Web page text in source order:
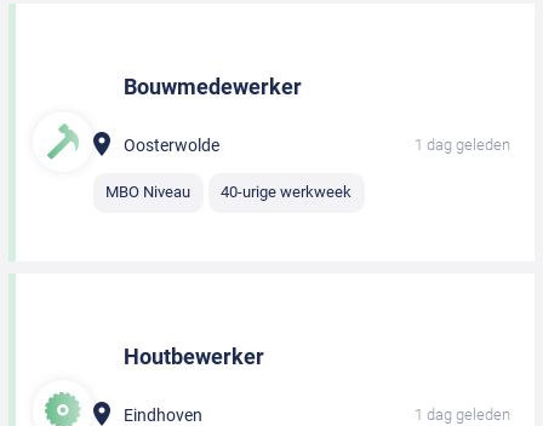
Bouwmedewerker
Oosterwolde 1 dag geleden
MBO Niveau 40-urige werkweek
Houtbewerker
Eindhoven 1 dag geleden